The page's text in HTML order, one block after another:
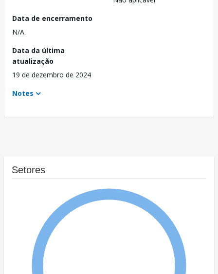
Data de encerramento
N/A
Data da última
atualização
19 de dezembro de 2024
Notes
Setores